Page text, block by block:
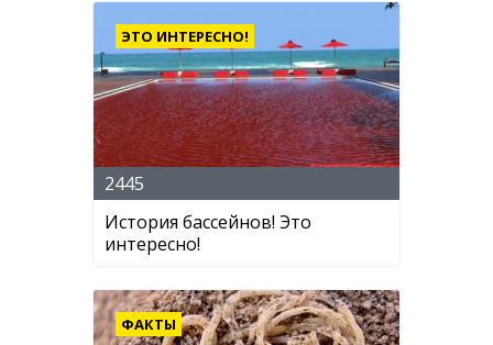
ЭТО ИНТЕРЕСНО!
2445
История бассейнов! Это
интересно!
ФАКТЫ